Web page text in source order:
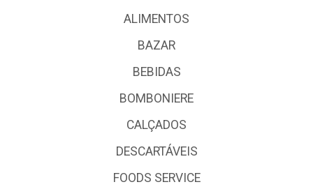
ALIMENTOS
BAZAR
BEBIDAS
BOMBONIERE
CALÇADOS
DESCARTÁVEIS
FOODS SERVICE